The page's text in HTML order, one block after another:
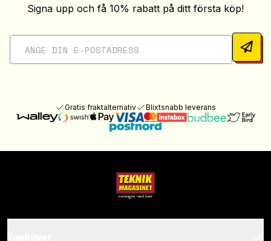
Signa upp och få 10% rabatt på ditt första köp!
Gratis fraktalternativ Blixtsnabb leverans